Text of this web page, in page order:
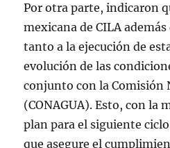
Por otra parte, indicaron
mexicana de CILA
tanto a la ejecución de
evolución de las
conjunto con la Comisión
(CONAGUA). Esto, con la
plan para el siguiente
que asegure el